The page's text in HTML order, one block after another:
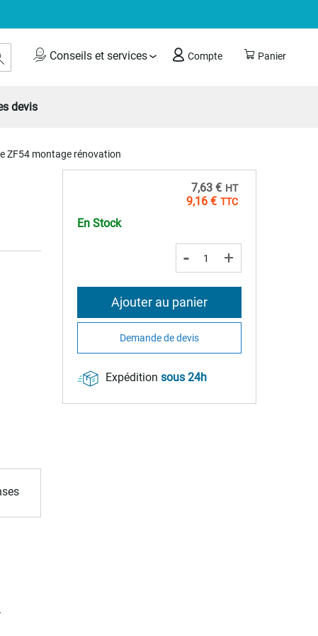
Panier
Conseils et services Compte
Rechercher
devis
ZF54 montage rénovation
9,16 €
7,63 €
En Stock
- +
Ajouter au panier
Demande de devis
Expédition sous 24h